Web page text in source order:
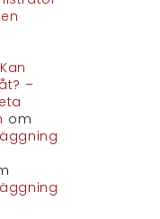
Kan
–
om